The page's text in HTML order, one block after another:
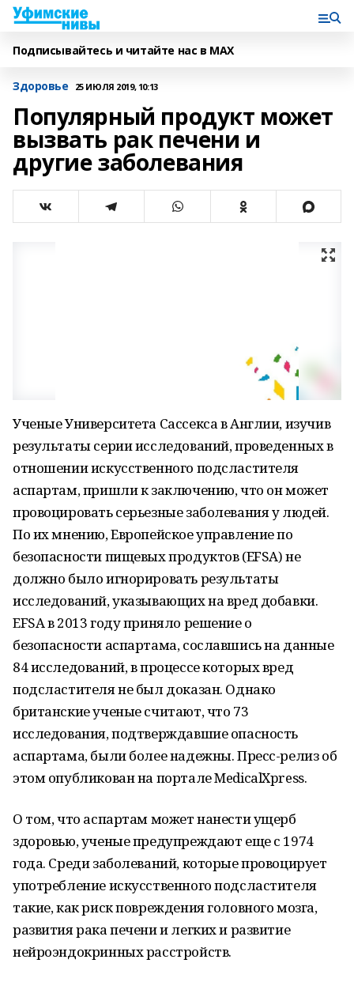
Подписывайтесь и читайте нас в MAX
Здоровье 25 ИЮЛЯ 2019, 10:13
Популярный продукт может
вызвать рак печени и
другие заболевания
Ученые Университета Сассекса в Англии, изучив
результаты серии исследований, проведенных в
отношении искусственного подсластителя
аспартам, пришли к заключению, что он может
провоцировать серьезные заболевания у людей.
По их мнению, Европейское управление по
безопасности пищевых продуктов (EFSA) не
должно было игнорировать результаты
исследований, указывающих на вред добавки.
EFSA в 2013 году приняло решение о
безопасности аспартама, сославшись на данные
84 исследований, в процессе которых вред
подсластителя не был доказан. Однако
британские ученые считают, что 73
исследования, подтверждавшие опасность
аспартама, были более надежны. Пресс-релиз об
этом опубликован на портале MedicalXpress.
О том, что аспартам может нанести ущерб
здоровью, ученые предупреждают еще с 1974
года. Среди заболеваний, которые провоцирует
употребление искусственного подсластителя
такие, как риск повреждения головного мозга,
развития рака печени и легких и развитие
нейроэндокринных расстройств.